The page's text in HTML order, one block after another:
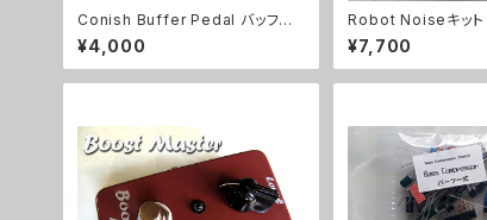
Conish Buffer Pedal バッファ
ーキット【BASIC KIT】
¥4,000
Robot Noiseキット
EAKS】
¥7,700